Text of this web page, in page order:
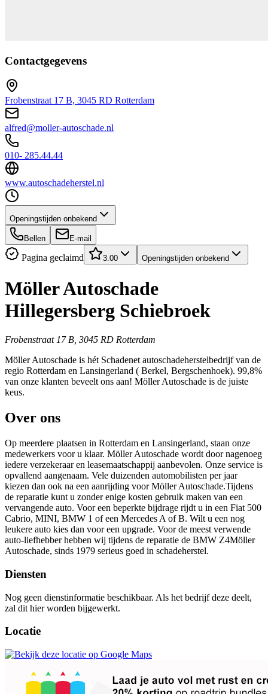
Contactgegevens
Frobenstraat 17 B, 3045 RD Rotterdam
alfred@moller-autoschade.nl
010- 285.44.44
www.autoschadeherstel.nl
Openingstijden onbekend
Bellen E-mail
Pagina geclaimd 3.00 Openingstijden onbekend
Möller Autoschade
Hillegersberg Schiebroek
Frobenstraat 17 B, 3045 RD Rotterdam
Möller Autoschade is hét Schadenet autoschadeherstelbedrijf van de
regio Rotterdam en Lansingerland ( Berkel, Bergschenhoek). 99,8%
van onze klanten beveelt ons aan! Möller Autoschade is de juiste
keus.
Over ons
Op meerdere plaatsen in Rotterdam en Lansingerland, staan onze
medewerkers voor u klaar. Möller Autoschade wordt door nagenoeg
iedere verzekeraar en leasemaatschappij aanbevolen. Onze service is
opvallend aangenaam. Vele duizenden automobilisten per jaar
kiezen dan ook na een aanrijding voor Möller Autoschade.Tijdens
de reparatie kunt u zonder enige kosten gebruik maken van een
vervangende auto. Voor een beperkte bijdrage rijdt u in een Fiat 500
Cabrio, MINI, BMW 1 of een Mercedes A of B. Wilt u een nog
leukere auto kies dan voor een upgrade. Voor de meest verwende
auto-liefhebber hebben wij tijdens de reparatie de BMW Z4Möller
Autoschade, sinds 1979 serieus goed in schadeherstel.
Diensten
Nog geen dienstinformatie beschikbaar. Als het bedrijf deze deelt,
zal dit hier worden bijgewerkt.
Locatie